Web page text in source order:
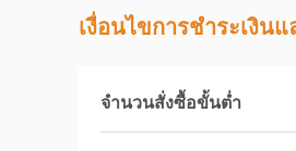
เงื่อนไขการชําระเงิน
จำนวนสั่งซื้อขั้นต่ำ